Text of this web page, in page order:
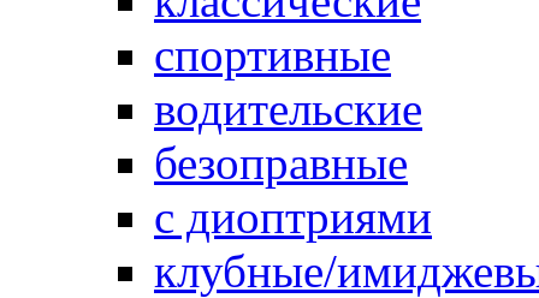
спортивные
водительские
безоправные
с диоптриями
клубные/